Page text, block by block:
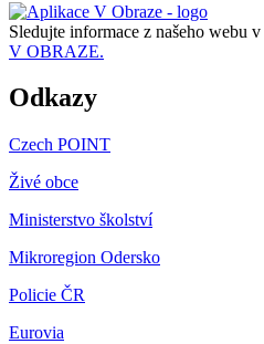
Sledujte informace z našeho webu v
V OBRAZE.
Odkazy
Czech POINT
Živé obce
Ministerstvo školství
Mikroregion Odersko
Policie ČR
Eurovia